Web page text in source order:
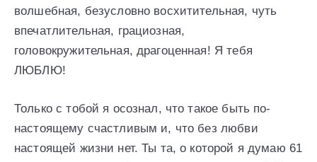
волшебная, безусловно восхитительная, чуть
впечатлительная, грациозная,
головокружительная, драгоценная! Я тебя
ЛЮБЛЮ!
Только с тобой я осознал, что такое быть по-
настоящему счастливым и, что без любви
настоящей жизни нет. Ты та, о которой я думаю 61